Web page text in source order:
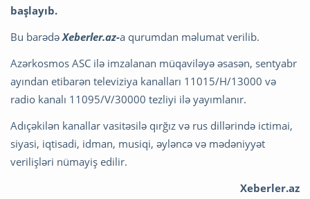
başlayıb.
Bu barədə Xeberler.az-a qurumdan məlumat verilib.
Azərkosmos ASC ilə imzalanan müqaviləyə əsasən, sentyabr
ayından etibarən televiziya kanalları 11015/H/13000 və
radio kanalı 11095/V/30000 tezliyi ilə yayımlanır.
Adıçəkilən kanallar vasitəsilə qırğız və rus dillərində ictimai,
siyasi, iqtisadi, idman, musiqi, əyləncə və mədəniyyət
verilişləri nümayiş edilir.
Xeberler.az